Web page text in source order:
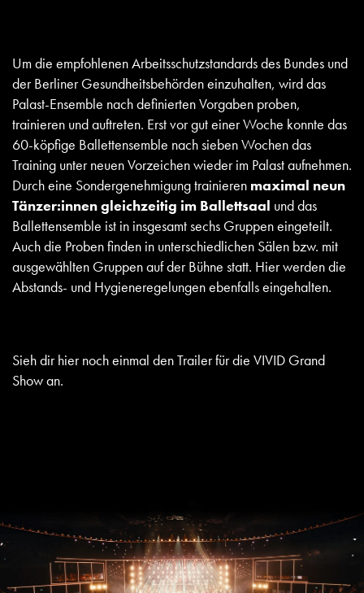
Um die empfohlenen Arbeitsschutzstandards des Bundes und
der Berliner Gesundheitsbehörden einzuhalten, wird das
Palast-Ensemble nach definierten Vorgaben proben,
trainieren und auftreten. Erst vor gut einer Woche konnte das
60-köpfige Ballettensemble nach sieben Wochen das
Training unter neuen Vorzeichen wieder im Palast aufnehmen.
Durch eine Sondergenehmigung trainieren maximal neun
Tänzer:innen gleichzeitig im Ballettsaal und das
Ballettensemble ist in insgesamt sechs Gruppen eingeteilt.
Auch die Proben finden in unterschiedlichen Sälen bzw. mit
ausgewählten Gruppen auf der Bühne statt. Hier werden die
Abstands- und Hygieneregelungen ebenfalls eingehalten.
Sieh dir hier noch einmal den Trailer für die VIVID Grand
Show an.